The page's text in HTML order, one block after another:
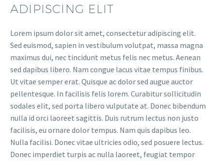
ADIPISCING ELIT
Lorem ipsum dolor sit amet, consectetur adipiscing elit.
Sed euismod, sapien in vestibulum volutpat, massa magna
maximus dui, nec tincidunt metus felis nec metus. Aenean
sed dapibus libero. Nam congue lacus vitae tempus finibus.
Ut vitae semper erat. Quisque ac dolor sed augue auctor
pellentesque. In facilisis felis lorem. Curabitur sollicitudin
sodales elit, sed porta libero vulputate at. Donec bibendum
nulla id orci laoreet sagittis. Duis rutrum lectus non justo
facilisis, eu ornare dolor tempus. Nam quis dapibus leo.
Nulla facilisi. Donec vitae ultricies odio, sed posuere lectus.
Donec imperdiet turpis ac nulla laoreet, feugiat tempor